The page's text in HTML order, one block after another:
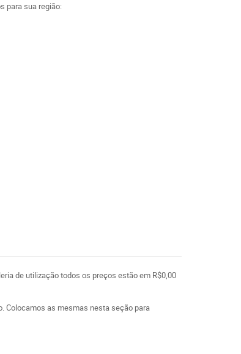
para sua região:
de utilização todos os preços estão em R$0,00
Colocamos as mesmas nesta seção para